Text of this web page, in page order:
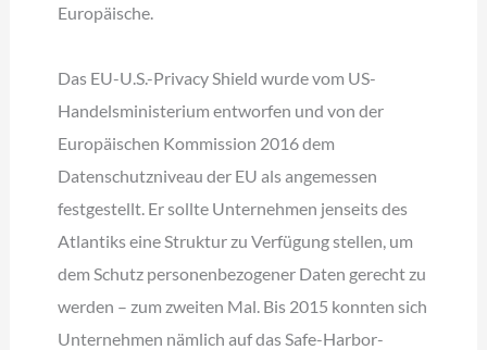
Europäische.
Das EU-U.S.-Privacy Shield wurde vom US-
Handelsministerium entworfen und von der
Europäischen Kommission 2016 dem
Datenschutzniveau der EU als angemessen
festgestellt. Er sollte Unternehmen jenseits des
Atlantiks eine Struktur zu Verfügung stellen, um
dem Schutz personenbezogener Daten gerecht zu
werden – zum zweiten Mal. Bis 2015 konnten sich
Unternehmen nämlich auf das Safe-Harbor-